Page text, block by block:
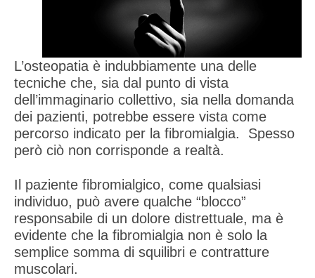
L’osteopatia è indubbiamente una delle
tecniche che, sia dal punto di vista
dell’immaginario collettivo, sia nella domanda
dei pazienti, potrebbe essere vista come
percorso indicato per la fibromialgia. Spesso
però ciò non corrisponde a realtà.
Il paziente fibromialgico, come qualsiasi
individuo, può avere qualche “blocco”
responsabile di un dolore distrettuale, ma è
evidente che la fibromialgia non è solo la
semplice somma di squilibri e contratture
muscolari.